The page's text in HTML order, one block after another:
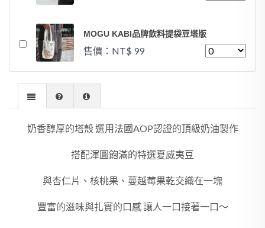
MOGU KABI品牌飲料提袋豆塔版
售價：NT$ 99
奶香醇厚的塔殼 選用法國AOP認證的頂級奶油製作
搭配渾圓飽滿的特選夏威夷豆
與杏仁片、核桃果、蔓越莓果乾交織在一塊
豐富的滋味與扎實的口感 讓人一口接著一口～